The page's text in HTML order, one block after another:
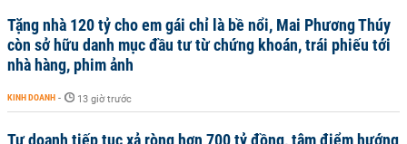
Tặng nhà 120 tỷ cho em gái chỉ là bề nổi, Mai Phương Thúy
còn sở hữu danh mục đầu tư từ chứng khoán, trái phiếu tới
nhà hàng, phim ảnh
KINH DOANH - 13 giờ trước
Tự doanh tiếp tục xả ròng hơn 700 tỷ đồng, tâm điểm hướng